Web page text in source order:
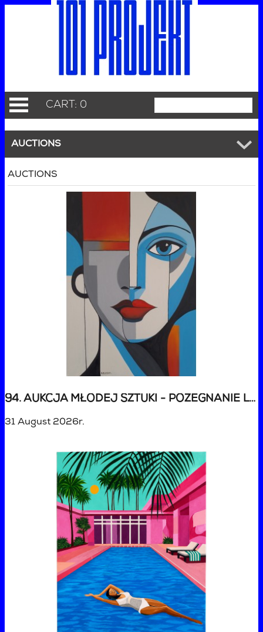
CART: 0
AUCTIONS
AUCTIONS
94. AUKCJA MŁODEJ SZTUKI - POŻEGNANIE LATA
31 August 2026r.